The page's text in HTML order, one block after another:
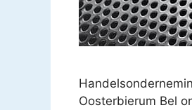
Oosterbierum Bel